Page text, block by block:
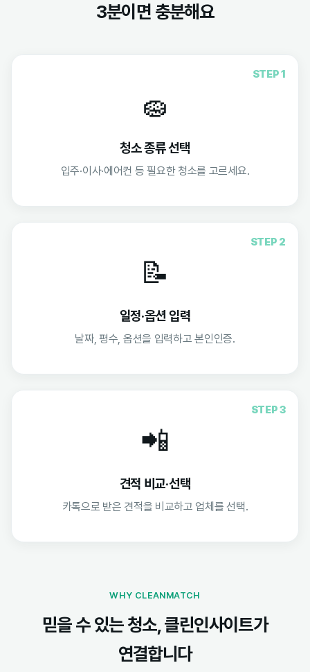
3분이면 충분해요
STEP 1
🧽
청소 종류 선택
입주·이사·에어컨 등 필요한 청소를 고르세요.
STEP 2
📝
일정·옵션 입력
날짜, 평수, 옵션을 입력하고 본인인증.
STEP 3
📲
견적 비교·선택
카톡으로 받은 견적을 비교하고 업체를 선택.
WHY CLEANMATCH
믿을 수 있는 청소, 클린인사이트가
연결합니다